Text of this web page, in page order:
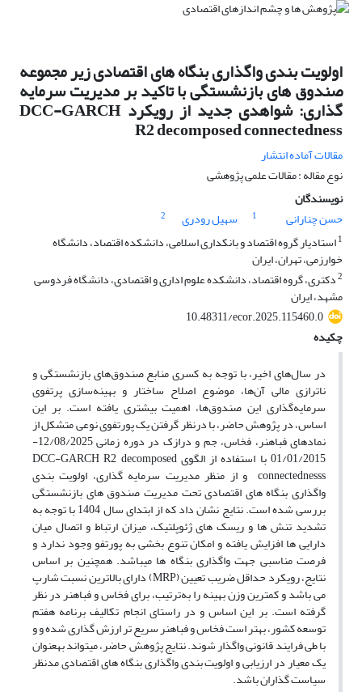
اولویت بندی واگذاری بنگاه های اقتصادی زیر مجموعه
صندوق های بازنشستگی با تاکید بر مدیریت سرمایه
گذاری: شواهدی جدید از رویکرد DCC-GARCH
R2 decomposed connectedness
مقالات آماده انتشار
نوع مقاله : مقالات علمی پژوهشی
نویسندگان
حسن چنارانی
1 سهیل رودری
2
1استادیار گروه اقتصاد و بانکداری اسلامی، دانشکده اقتصاد، دانشگاه
خوارزمی، تهران، ایران
2دکتری، گروه اقتصاد، دانشکده علوم اداری و اقتصادی، دانشگاه فردوسی
مشهد، ایران
10.48311/ecor.2025.115460.0
چکیده
در سال‌های اخیر، با توجه به کسری منابع صندوق‌های بازنشستگی و
ناترازی مالی آن‌ها، موضوع اصلاح ساختار و بهینه‌سازی پرتفوی
سرمایه‌گذاری این صندوق‌ها، اهمیت بیشتری یافته است. بر این
اساس، در پژوهش حاضر، با درنظر گرفتن یک پورتفوی نوعی متشکل از
نمادهای فباهنر، فخاس، جم و درازک در دوره زمانی 12/08/2025-
01/01/2015 با استفاده از الگوی DCC-GARCH R2 decomposed
connectednesss و از منظر مدیریت سرمایه­ گذاری، اولویت­ بندی
واگذاری بنگاه­ های اقتصادی تحت مدیریت صندوق­ های بازنشستگی
بررسی شده است. نتایج نشان داد که از ابتدای سال 1404 با توجه به
تشدید تنش­ ها و ریسک­ های ژئوپلتیک، میزان ارتباط و اتصال میان
دارایی­ ها افزایش یافته و امکان تنوع بخشی به پورتفو وجود ندارد و
فرصت مناسبی جهت واگذاری بنگاه­ ها می­باشد. همچنین بر اساس
نتایج، رویکرد حداقل ضریب تعیین (MRP) دارای بالاترین نسبت شارپ
می­ باشد و کمترین وزن بهینه را به‌ترتیب، برای فخاس و فباهنر در نظر
گرفته است. بر این اساس و در راستای انجام تکالیف برنامه هفتم
توسعه کشور، بهتر است فخاس و فباهنر سریع ­تر ارزش­ گذاری شده و و
با طی فرایند قانونی واگذار شوند. نتایج پژوهش حاضر، می­تواند به­عنوان
یک معیار در ارزیابی و اولویت ­بندی واگذاری بنگاه­ های اقتصادی مدنظر
سیاست گذاران باشد.